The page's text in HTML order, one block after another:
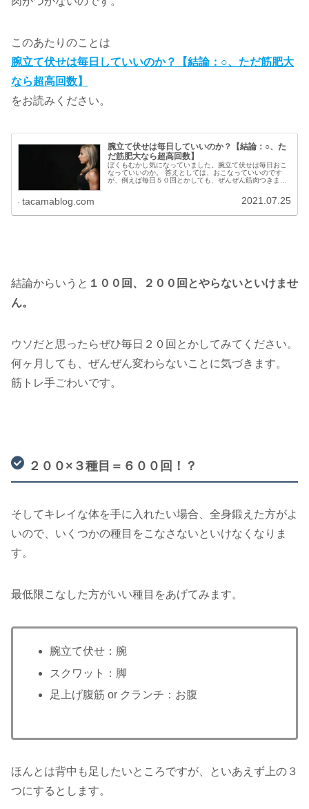
このあたりのことは
腕立て伏せは毎日していいのか？【結論：○、ただ筋肥大
なら超高回数】
をお読みください。
腕立て伏せは毎日していいのか？【結論：○、た
だ筋肥大なら超高回数】
ぼくもむかし気になっていました。腕立て伏せは毎日おこ
なっていいのか。 答えとしては、おこなっていいのです
が、例えば毎日５０回とかしても、ぜんぜん筋肉つきませ
tacamablog.com 2021.07.25
結論からいうと １００回、２００回とやらないといけませ
ん。
ウソだと思ったらぜひ毎日２０回とかしてみてください。
何ヶ月しても、ぜんぜん変わらないことに気づきます。
筋トレ手ごわいです。
２００×３種目＝６００回！？
そしてキレイな体を手に入れたい場合、全身鍛えた方がよ
いので、いくつかの種目をこなさないといけなくなりま
す。
最低限こなした方がいい種目をあげてみます。
腕立て伏せ：腕
スクワット：脚
足上げ腹筋 or クランチ：お腹
ほんとは背中も足したいところですが、といあえず上の３
つにするとします。